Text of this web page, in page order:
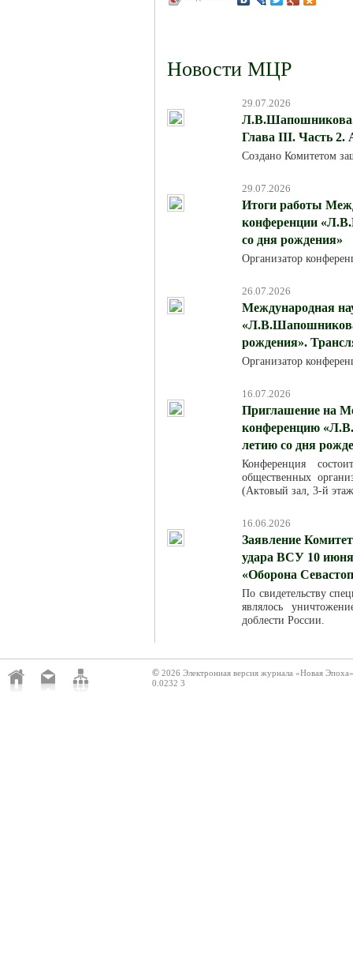
Новости МЦР
29.07.2026
Л.В.Шапошникова.
Глава III. Часть 2.
Создано Комитетом
29.07.2026
Итоги работы
конференции
со дня рождения»
Организатор
26.07.2026
Международная
рождения».
Организатор
16.07.2026
Приглашение на
конференцию
летию со дня
Конференция
общественных
(Актовый зал, 3-й
16.06.2026
Заявление
удара ВСУ 10
«Оборона
По свидетельству
являлось
доблести России.
© 2026 Электронная версия журнала «Новая Эпоха»
0.0232 3